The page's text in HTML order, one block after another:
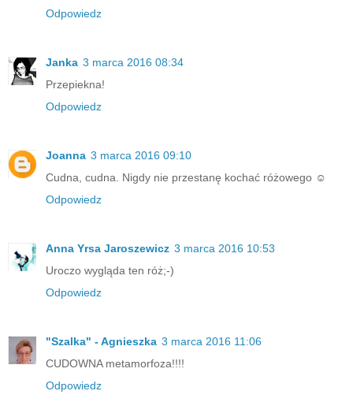
Odpowiedz
Janka 3 marca 2016 08:34
Przepiekna!
Odpowiedz
Joanna 3 marca 2016 09:10
Cudna, cudna. Nigdy nie przestanę kochać różowego ☺
Odpowiedz
Anna Yrsa Jaroszewicz 3 marca 2016 10:53
Uroczo wygląda ten róż;-)
Odpowiedz
"Szalka" - Agnieszka 3 marca 2016 11:06
CUDOWNA metamorfoza!!!!
Odpowiedz